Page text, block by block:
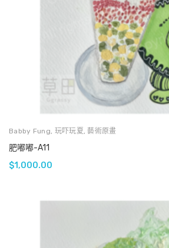
Babby Fung, 玩吓玩夏 , 藝術原畫
肥嘟嘟-A11
$1,000.00